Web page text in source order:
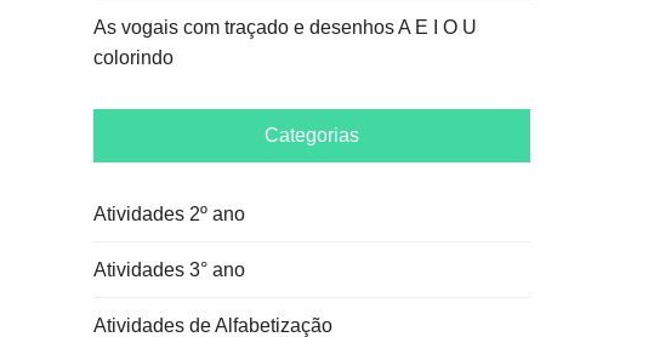
As vogais com traçado e desenhos A E I O U
colorindo
Categorias
Atividades 2º ano
Atividades 3° ano
Atividades de Alfabetização